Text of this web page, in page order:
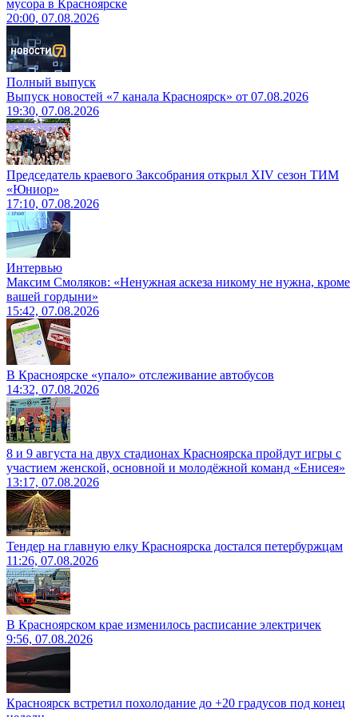
мусора в Красноярске
20:00, 07.08.2026
Полный выпуск
Выпуск новостей «7 канала Красноярск» от 07.08.2026
19:30, 07.08.2026
Председатель краевого Заксобрания открыл XIV сезон ТИМ
«Юниор»
17:10, 07.08.2026
Интервью
Максим Смоляков: «Ненужная аскеза никому не нужна, кроме
вашей гордыни»
15:42, 07.08.2026
В Красноярске «упало» отслеживание автобусов
14:32, 07.08.2026
8 и 9 августа на двух стадионах Красноярска пройдут игры с
участием женской, основной и молодёжной команд «Енисея»
13:17, 07.08.2026
Тендер на главную елку Красноярска достался петербуржцам
11:26, 07.08.2026
В Красноярском крае изменилось расписание электричек
9:56, 07.08.2026
Красноярск встретил похолодание до +20 градусов под конец